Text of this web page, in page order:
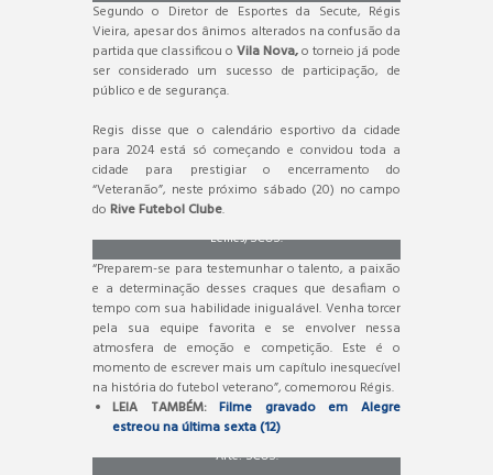
Segundo o Diretor de Esportes da Secute, Régis
Vieira, apesar dos ânimos alterados na confusão da
partida que classificou o Vila Nova,o torneio já pode
ser considerado um sucesso de participação, de
público e de segurança.
Regis disse que o calendário esportivo da cidade
para 2024 está só começando e convidou toda a
cidade para prestigiar o encerramento do
“Veteranão”, neste próximo sábado (20) no campo
do Rive Futebol Clube.
Torcedores têm marcado presença. Foto: Gabriel
Lemes/SCOS.
“Preparem-se para testemunhar o talento, a paixão
e a determinação desses craques que desafiam o
tempo com sua habilidade inigualável. Venha torcer
pela sua equipe favorita e se envolver nessa
atmosfera de emoção e competição. Este é o
momento de escrever mais um capítulo inesquecível
na história do futebol veterano”, comemorou Régis.
LEIA TAMBÉM:Filme gravado em Alegre
estreou na última sexta (12)
Arte: SCOS.